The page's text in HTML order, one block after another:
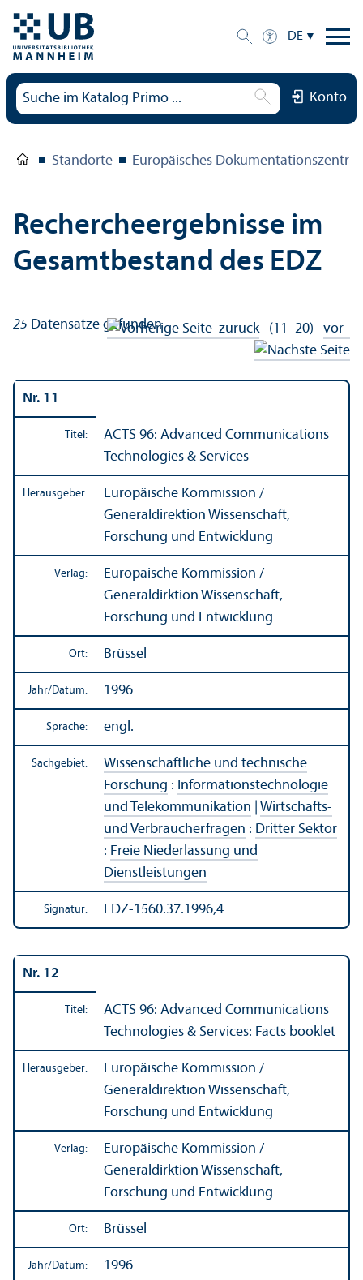
DE
Konto
Standorte Europäisches
Rechercheergebnisse im
Gesamtbestand des EDZ
25 Datensätze gefunden zurück(11–20) vor
Nr. 11
Titel:
ACTS 96: Advanced Communications
Technologies & Services
Herausgeber:
Europäische Kommission /
Generaldirektion Wissenschaft,
Forschung und Entwicklung
Verlag:
Europäische Kommission /
Generaldirktion Wissenschaft,
Forschung und Entwicklung
Ort: Brüssel
Jahr/Datum: 1996
Sprache: engl.
Sachgebiet:
Wissenschaft­liche und technische
Forschung : Informations­technologie
und Telekommunikation
Wirtschafts-
und Verbraucherfragen : Dritter Sektor
: Freie Niederlassung und
Dienstleistungen
Signatur: EDZ-1560.37.1996,4
Nr. 12
Titel:
ACTS 96: Advanced Communications
Technologies & Services: Facts booklet
Herausgeber:
Europäische Kommission /
Generaldirektion Wissenschaft,
Forschung und Entwicklung
Verlag:
Europäische Kommission /
Generaldirktion Wissenschaft,
Forschung und Entwicklung
Ort: Brüssel
Jahr/Datum: 1996